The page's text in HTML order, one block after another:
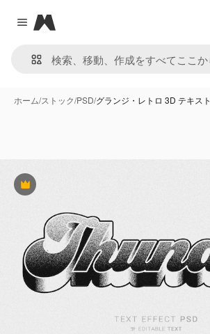
Close menu
Magnific
ホーム/ストック/PSD/グランジ・レトロ 3D テキス
Premium